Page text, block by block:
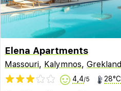
Elena Apartments
Massouri, Kalymnos, Grekland
4,4/5 28°C